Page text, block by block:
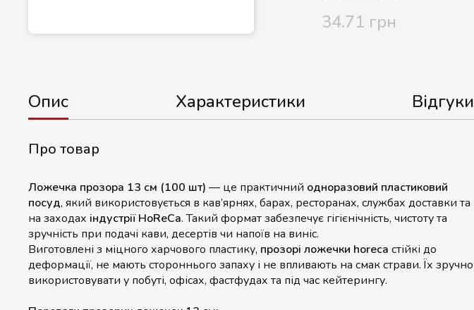
34.71 грн
Опис Характеристики Відгуки
Про товар
Ложечка прозора 13 см (100 шт) — це практичний одноразовий пластиковий
посуд, який використовується в кав’ярнях, барах, ресторанах, службах доставки та
на заходах індустрії HoReCa. Такий формат забезпечує гігієнічність, чистоту та
зручність при подачі кави, десертів чи напоїв на виніс.
Виготовлені з міцного харчового пластику, прозорі ложечки horeca стійкі до
деформації, не мають стороннього запаху і не впливають на смак страви. Їх зручно
використовувати у побуті, офісах, фастфудах та під час кейтерингу.